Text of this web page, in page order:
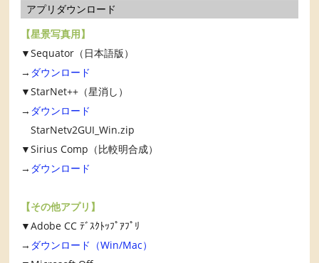
アプリダウンロード
【星景写真用】
▼Sequator（日本語版）
→ ダウンロード
▼StarNet++（星消し）
→ ダウンロード
StarNetv2GUI_Win.zip
▼Sirius Comp（比較明合成）
→ ダウンロード
【その他アプリ】
▼Adobe CC ﾃﾞｽｸﾄｯﾌﾟｱﾌﾟﾘ
→ ダウンロード（Win/Mac）